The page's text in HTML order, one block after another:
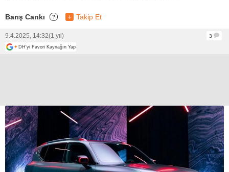
Barış Cankı ? + Takip Et
9.4.2025, 14:32(1 yıl)
3
+ DH'yi Favori Kaynağın Yap